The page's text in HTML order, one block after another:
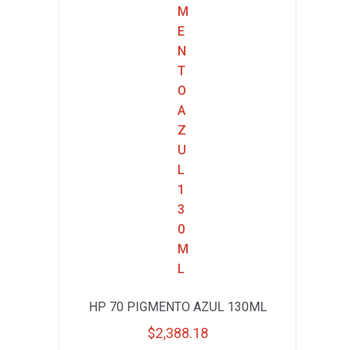
HP 70 PIGMENTO AZUL 130ML
$2,388.18